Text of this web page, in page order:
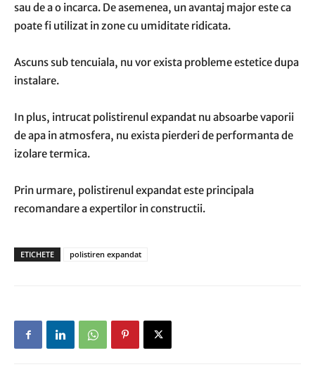
sau de a o incarca. De asemenea, un avantaj major este ca
poate fi utilizat in zone cu umiditate ridicata.
Ascuns sub tencuiala, nu vor exista probleme estetice dupa
instalare.
In plus, intrucat polistirenul expandat nu absoarbe vaporii
de apa in atmosfera, nu exista pierderi de performanta de
izolare termica.
Prin urmare, polistirenul expandat este principala
recomandare a expertilor in constructii.
ETICHETE polistiren expandat